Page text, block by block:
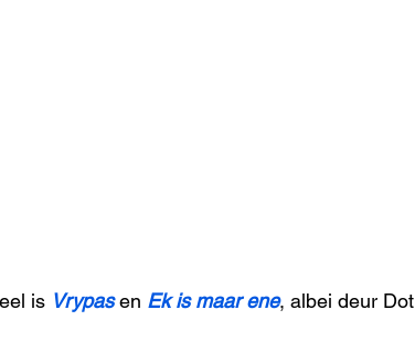
is Vrypas en Ek is maar ene, albei deur Dot